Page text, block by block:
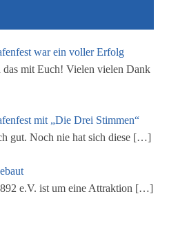
war ein voller Erfolg
mit Euch! Vielen vielen Dank
mit „Die Drei Stimmen“
gut. Noch nie hat sich diese […]
e.V. ist um eine Attraktion […]